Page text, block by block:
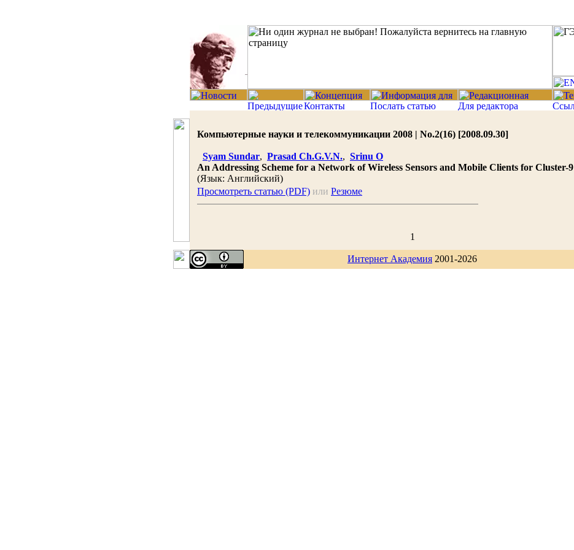
Компьютерные науки и телекоммуникации 2008 | No.2(16) [2008.09.30]
Syam Sundar, Prasad Ch.G.V.N., Srinu O
An Addressing Scheme for a Network of Wireless Sensors and Mobile Clients for Cluster-9
(Язык: Английский)
Просмотреть статью (PDF) или Резюме
1
Интернет Академия 2001-2026